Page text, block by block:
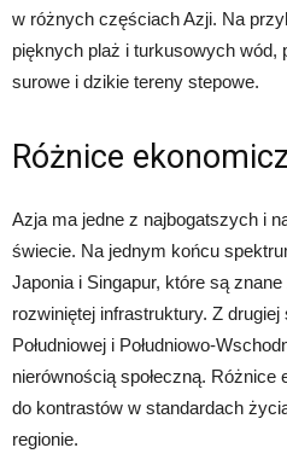
w różnych częściach Azji. Na
pięknych plaż i turkusowych wód,
surowe i dzikie tereny stepowe.
Różnice
Azja ma jedne z najbogatszych i
świecie. Na jednym końcu
Japonia i Singapur, które są
rozwiniętej infrastruktury. Z
Południowej i Południowo-
nierównością społeczną.
do kontrastów w standardach
regionie.